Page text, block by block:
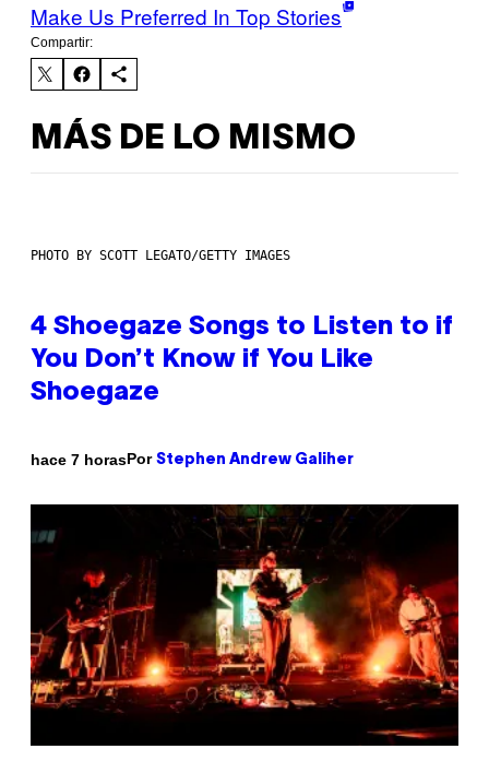
Make Us Preferred In Top Stories
Compartir:
MÁS DE LO MISMO
PHOTO BY SCOTT LEGATO/GETTY IMAGES
4 Shoegaze Songs to Listen to if
You Don’t Know if You Like
Shoegaze
hace 7 horasPor Stephen Andrew Galiher